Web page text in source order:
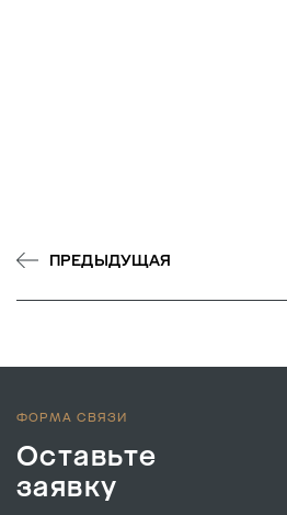
ПРЕДЫДУЩАЯ
ФОРМА СВЯЗИ
Оставьте
заявку